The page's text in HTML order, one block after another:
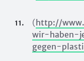
(http://
wir-haben-
gegen-